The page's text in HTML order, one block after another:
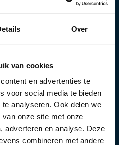
Over
van cookies
en advertenties te
voor social media te bieden
analyseren. Ook delen we
onze site met onze
adverteren en analyse. Deze
combineren met andere